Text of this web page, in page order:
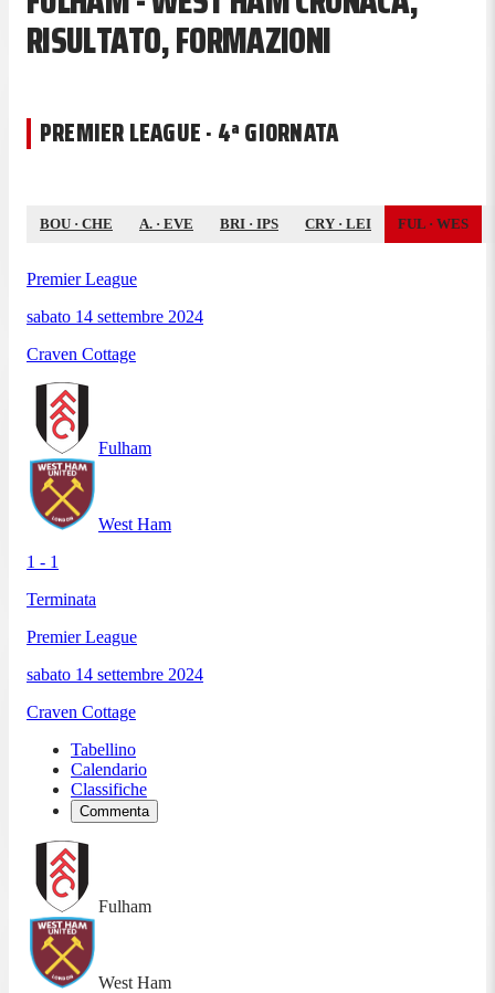
RISULTATO, FORMAZIONI
PREMIER LEAGUE · 4ª GIORNATA
BOU · CHE A. · EVE BRI · IPS CRY · LEI FUL · WES
Premier League
sabato 14 settembre 2024
Craven Cottage
Fulham
West Ham
1 - 1
Terminata
Premier League
sabato 14 settembre 2024
Craven Cottage
Tabellino
Calendario
Classifiche
Commenta
Fulham
West Ham